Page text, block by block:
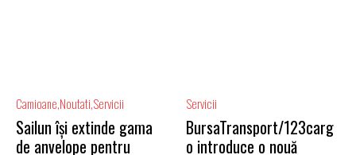
Camioane Noutati Servicii
Sailun își extinde gama
de anvelope pentru
Servicii
BursaTransport/123carg
o introduce o nouă